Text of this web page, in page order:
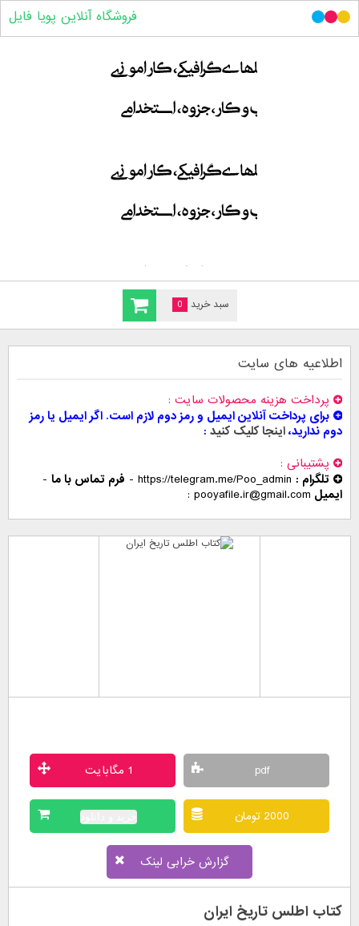
سبد خرید 0
فروشگاه آنلاین پویا فایل
اطلاعیه های سایت
پرداخت هزینه محصولات سایت
برای پرداخت آنلاین ایمیل و رمز دوم لازم است. اگر ایمیل یا رمز
دوم ندارید،اینجا کلیک کنید
پشتیبانی
تلگرام : https://telegram.me/Poo_admin
- فرم تماس با ما -
ایمیل pooyafile.ir@gmail.com
pdf 1 مگابایت
2000 تومان خرید و دانلود
گزارش خرابی لینک
کتاب اطلس تاریخ ایران